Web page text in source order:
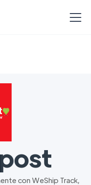
con WeShip Track,